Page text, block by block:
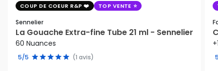
COUP DE COEUR R&P TOP VENTE
Sennelier
La Gouache Extra-fine Tube 21 ml - Sennelier
60 Nuances
5/5 (1 avis)